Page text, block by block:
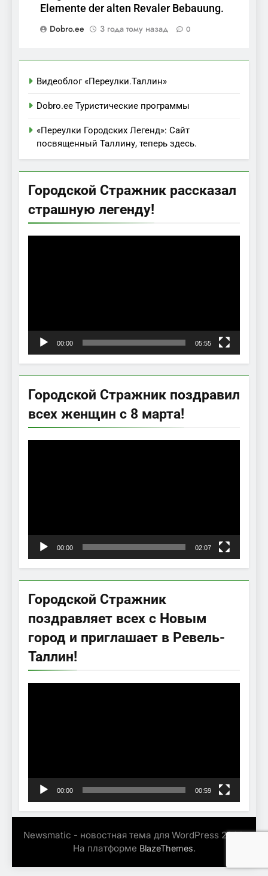
Видеоблог «Переулки.Таллин»
Dobro.ee Туристические программы
«Переулки Городских Легенд»: Сайт
посвященный Таллину, теперь здесь.
Elemente der alten Revaler Bebauung.
Dobro.ee
3 года тому назад 0
Городской Стражник рассказал
страшную легенду!
00:00 05:55
Городской Стражник поздравил
всех женщин с 8 марта!
00:00 02:07
Городской Стражник
поздравляет всех с Новым
город и приглашает в Ревель-
Таллин!
00:00 00:59
Newsmatic - новостная тема для WordPress 2026.
На платформе BlazeThemes.